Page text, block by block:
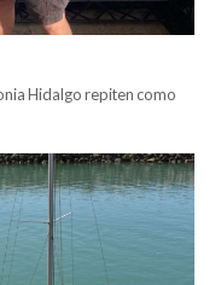
Hidalgo repiten como